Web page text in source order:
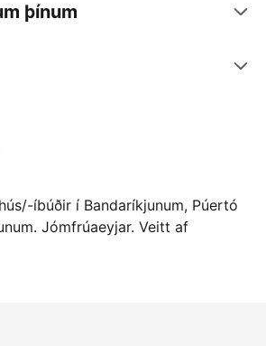
þínum
okkur í dag
íbúðir í Bandaríkjunum, Púertó
Jómfrúaeyjar. Veitt af